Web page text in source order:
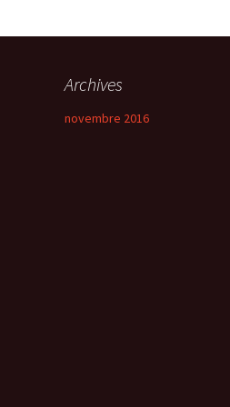
Archives
novembre 2016